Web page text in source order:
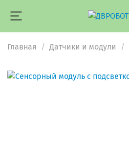
Главная Датчики и модули